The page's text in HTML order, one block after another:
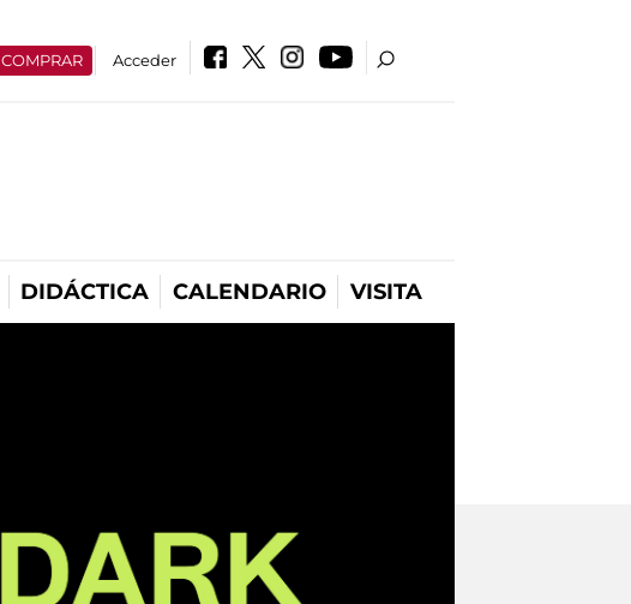
COMPRAR Acceder
DIDÁCTICA CALENDARIO VISITA